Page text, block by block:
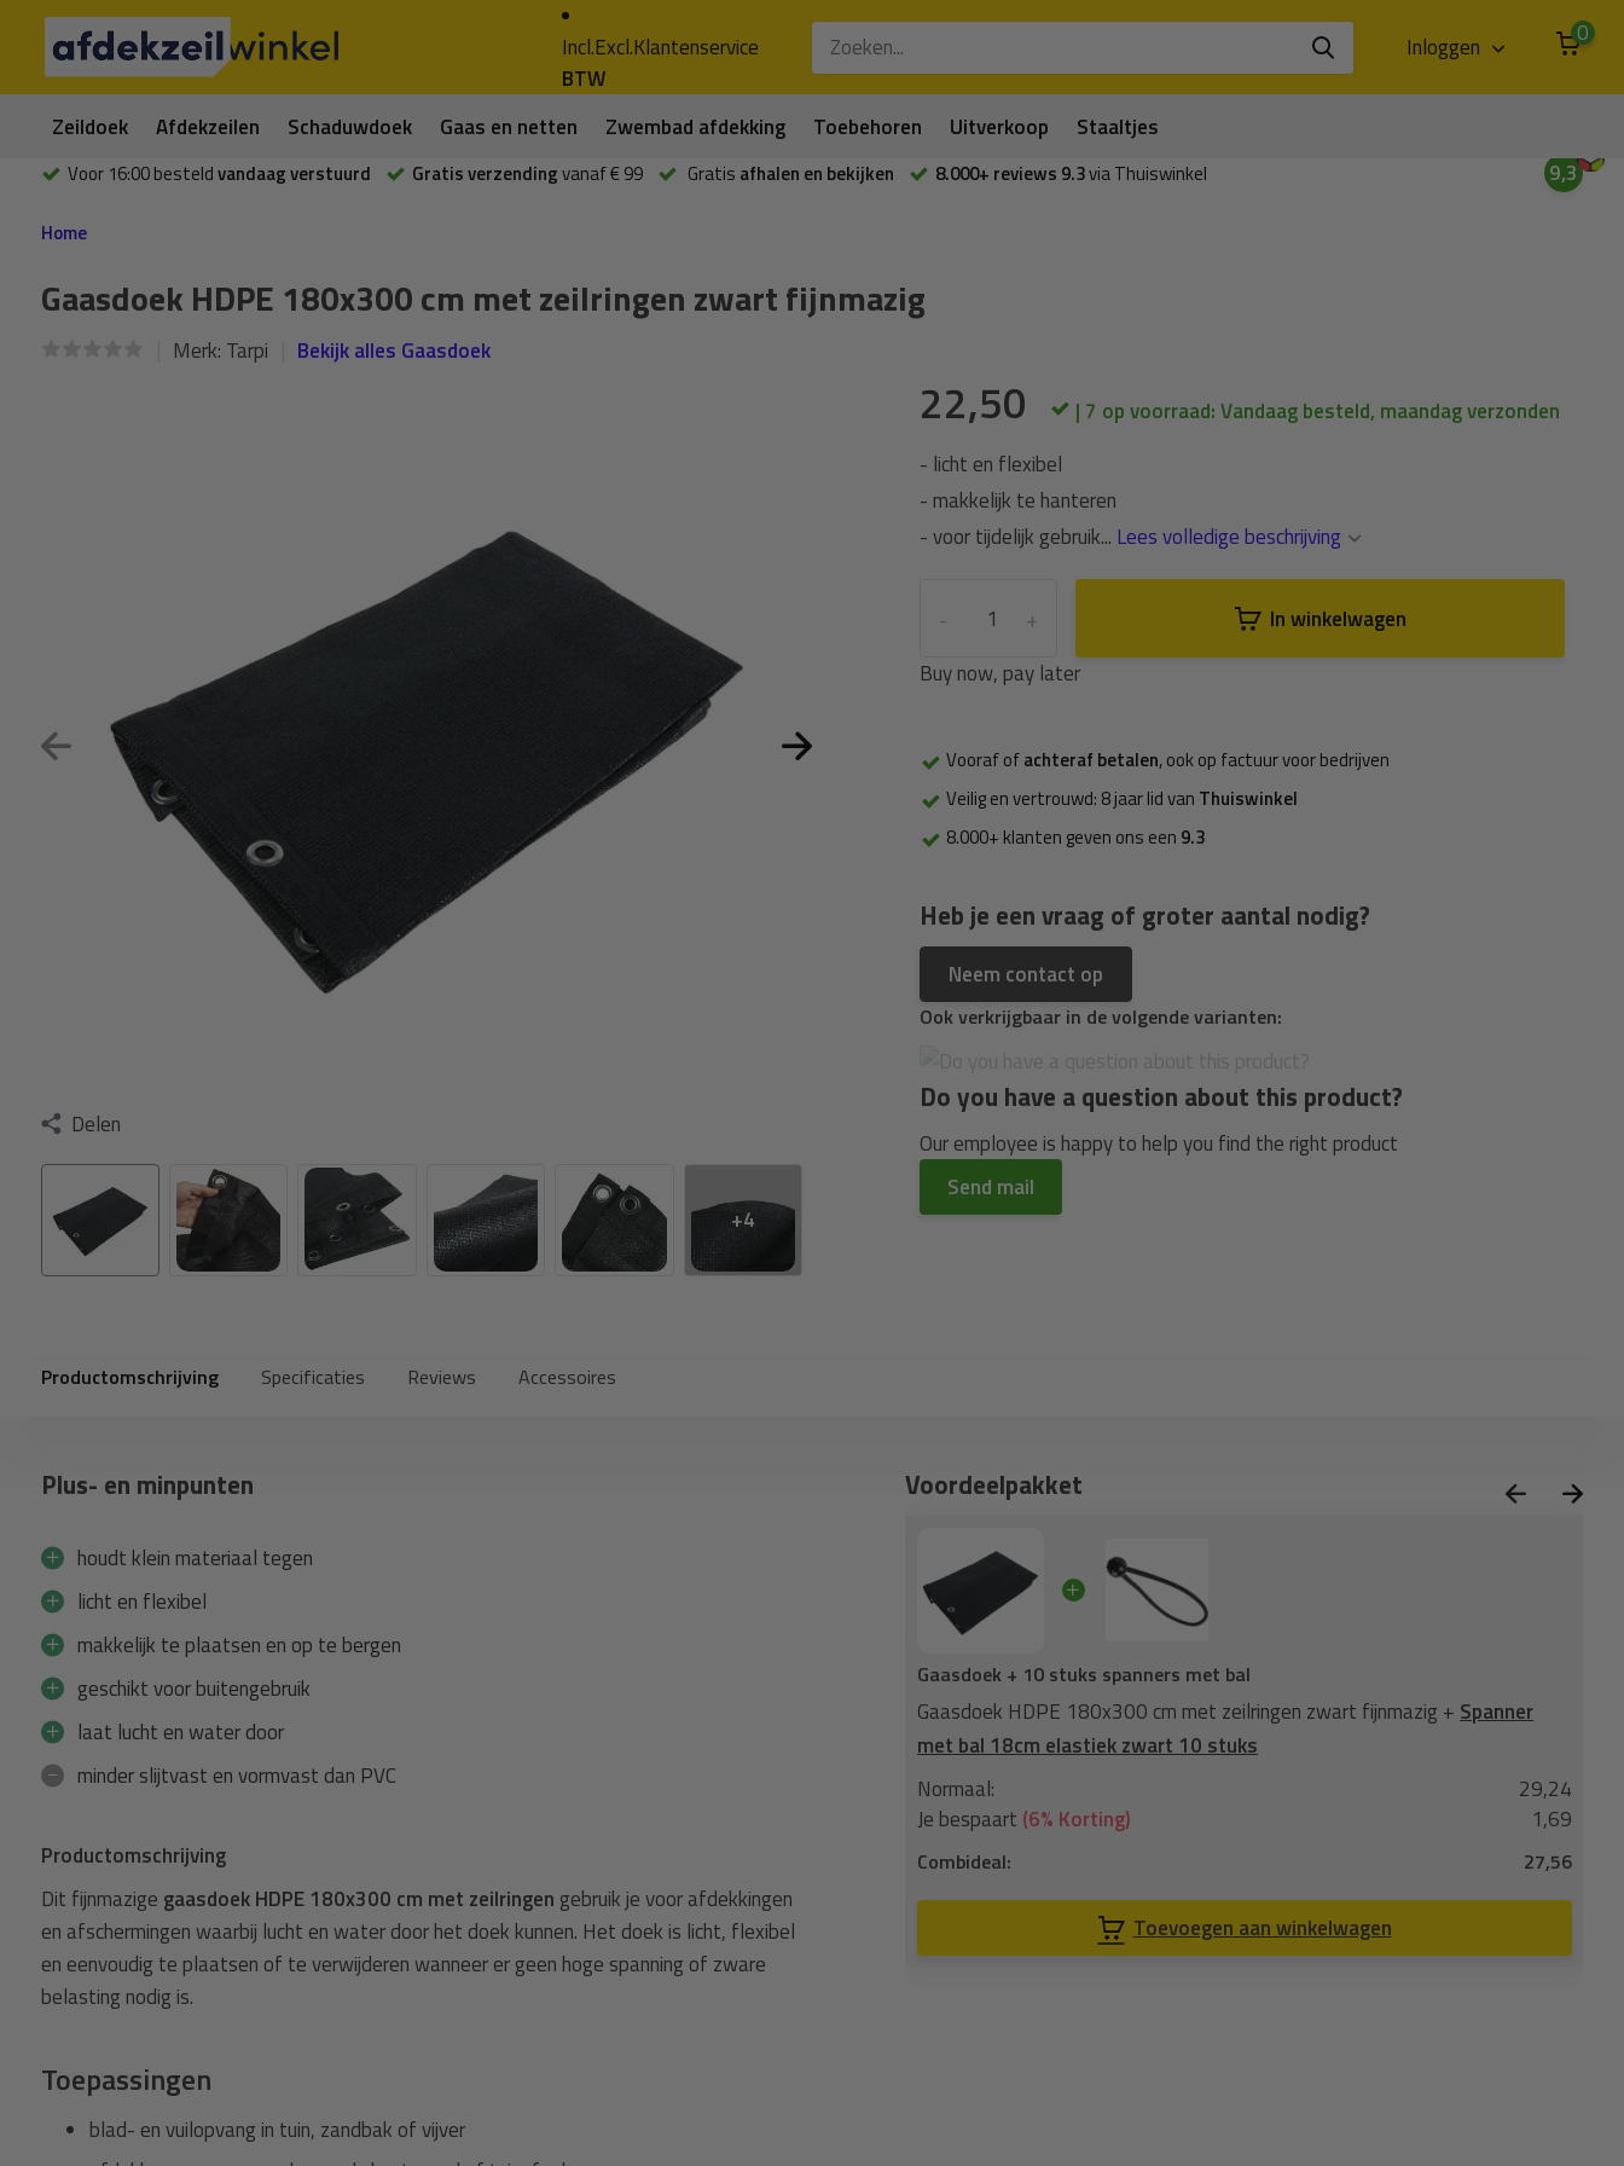
Incl.Excl.
BTW
Klantenservice Inloggen 0
Zeildoek Afdekzeilen Schaduwdoek Gaas en netten Zwembad afdekking Toebehoren Uitverkoop Staaltjes
Voor 16:00 besteldvandaag verstuurd Gratis verzendingvanaf € 99 Gratis afhalen en bekijken 8.000+ reviews 9.3via Thuiswinkel 9,3
Home
Gaasdoek HDPE 180x300 cm met zeilringen zwart fijnmazig
Merk: Tarpi Bekijk alles Gaasdoek
Delen
+4
22,50
| 7 op voorraad: Vandaag besteld, maandag verzonden
- licht en flexibel
- makkelijk te hanteren
- voor tijdelijk gebruik... Lees volledige beschrijving
+
-
In winkelwagen
Buy now, pay later
Vooraf ofachteraf betalen, ook op factuur voor bedrijven
Veilig en vertrouwd: 8 jaar lid van Thuiswinkel
8.000+ klanten geven ons een 9.3
Heb je een vraag of groter aantal nodig?
Neem contact op
Ook verkrijgbaar in de volgende varianten:
Do you have a question about this product?
Our employee is happy to help you find the right product
Send mail
Productomschrijving Specificaties Reviews Accessoires
Plus- en minpunten
houdt klein materiaal tegen
licht en flexibel
makkelijk te plaatsen en op te bergen
geschikt voor buitengebruik
laat lucht en water door
minder slijtvast en vormvast dan PVC
Productomschrijving
Dit fijnmazige gaasdoek HDPE 180x300 cm met zeilringen gebruik je voor afdekkingen
en afschermingen waarbij lucht en water door het doek kunnen. Het doek is licht, flexibel
en eenvoudig te plaatsen of te verwijderen wanneer er geen hoge spanning of zware
belasting nodig is.
Toepassingen
blad- en vuilopvang in tuin, zandbak of vijver
Voordeelpakket
+
33,99
31,12
Gaasdoek + 10m elastisch koord
koord 8mm zwart - 10 meter
Normaal:
Toevoegen aan winkelwagen
Gaasdoek + 10 stuks spanners met bal
Gaasdoek HDPE 180x300 cm met zeilringen zwart fijnmazig +Spanner
met bal 18cm elastiek zwart 10 stuks
Normaal:
29,24
Je bespaart (6% Korting) 1,69
Combideal: 27,56
Toevoegen aan winkelwagen